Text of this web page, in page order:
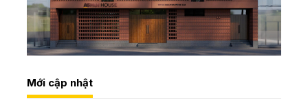
Mới cập nhật